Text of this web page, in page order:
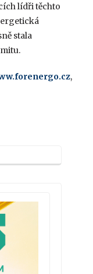
lídři těchto
stala
,